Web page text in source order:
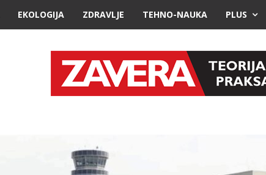
EKOLOGIJA ZDRAVLJE TEHNO-NAUKA PLUS